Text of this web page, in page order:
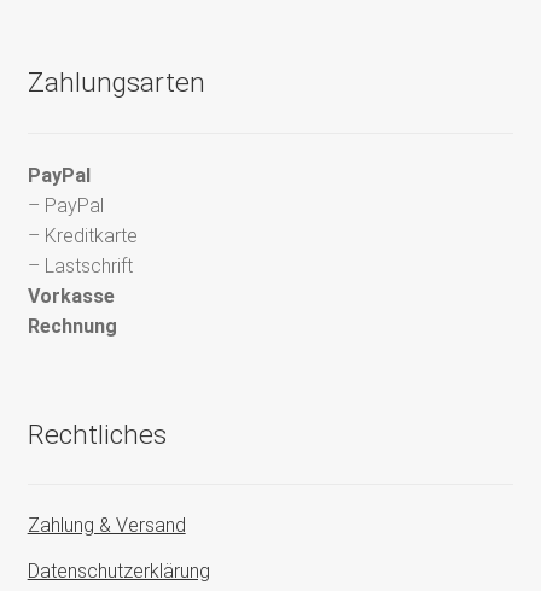
Zahlungsarten
PayPal
– PayPal
– Kreditkarte
– Lastschrift
Vorkasse
Rechnung
Rechtliches
Zahlung & Versand
Datenschutzerklärung